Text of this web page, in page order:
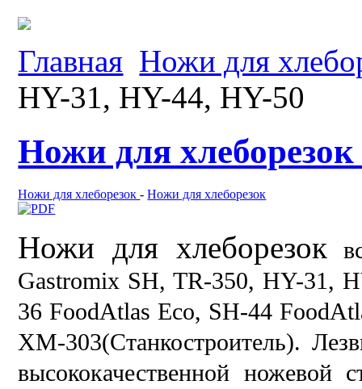
Главная Ножи для
HY-31, HY-44, HY-50
Ножи для
Ножи для хлеборезок-Ножи для хлеборезок
Ножи для хлеборезок
Gastromix SH, TR-350, HY-31,
36 FoodAtlas Eco, SH-44
ХМ-303(Станкостроитель).
высококачественной ножевой